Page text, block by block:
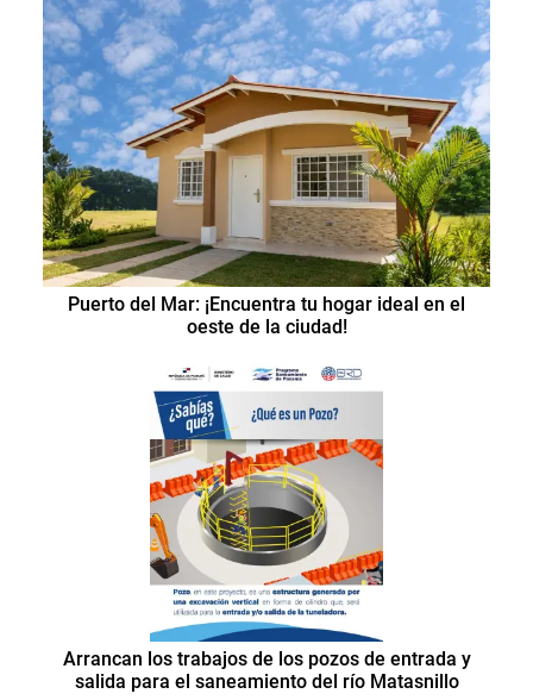
Puerto del Mar: ¡Encuentra tu hogar ideal en el
oeste de la ciudad!
Arrancan los trabajos de los pozos de entrada y
salida para el saneamiento del río Matasnillo